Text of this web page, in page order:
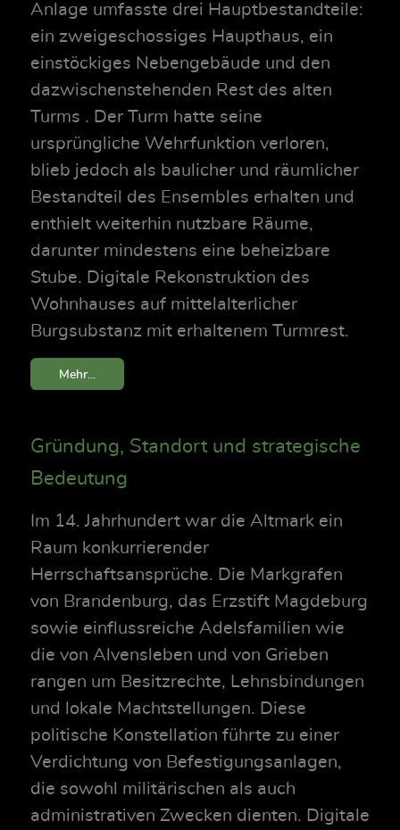
Anlage umfasste drei Hauptbestandteile:
ein zweigeschossiges Haupthaus, ein
einstöckiges Nebengebäude und den
dazwischenstehenden Rest des alten
Turms . Der Turm hatte seine
ursprüngliche Wehrfunktion verloren,
blieb jedoch als baulicher und räumlicher
Bestandteil des Ensembles erhalten und
enthielt weiterhin nutzbare Räume,
darunter mindestens eine beheizbare
Stube. Digitale Rekonstruktion des
Wohnhauses auf mittelalterlicher
Burgsubstanz mit erhaltenem Turmrest.
Mehr...
Gründung, Standort und strategische
Bedeutung
Im 14. Jahrhundert war die Altmark ein
Raum konkurrierender
Herrschaftsansprüche. Die Markgrafen
von Brandenburg, das Erzstift Magdeburg
sowie einflussreiche Adelsfamilien wie
die von Alvensleben und von Grieben
rangen um Besitzrechte, Lehnsbindungen
und lokale Machtstellungen. Diese
politische Konstellation führte zu einer
Verdichtung von Befestigungsanlagen,
die sowohl militärischen als auch
administrativen Zwecken dienten. Digitale